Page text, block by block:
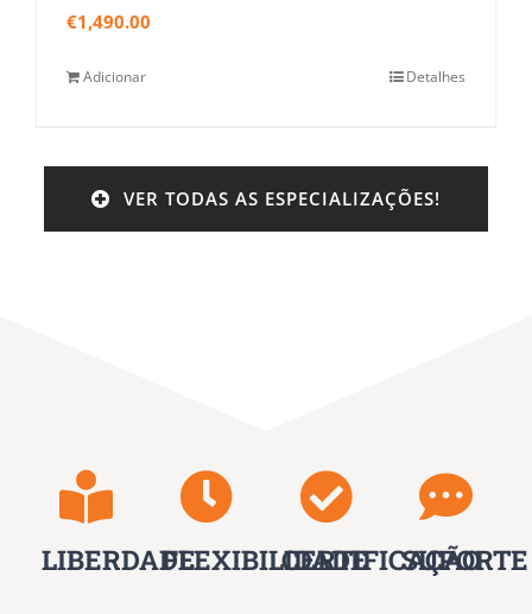
€1,490.00
Adicionar Detalhes
VER TODAS AS ESPECIALIZAÇÕES!
LIBERDADEFLEXIBILIDADECERTIFICAÇÃO
SUPORTE